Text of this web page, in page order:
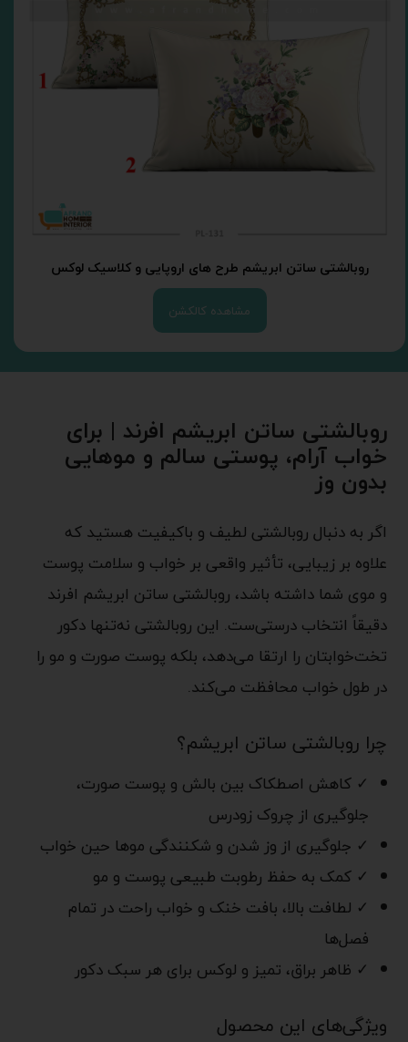
روبالشتی ساتن ابریشم طرح های اروپایی و کلاسیک لوکس
مشاهده کالکشن
روبالشتی ساتن ابریشم افرند | برای
خواب آرام، پوستی سالم و موهایی
بدون وز
اگر به دنبال روبالشتی لطیف و باکیفیت هستید که
علاوه بر زیبایی، تأثیر واقعی بر خواب و سلامت پوست
و موی شما داشته باشد، روبالشتی ساتن ابریشم افرند
دقیقاً انتخاب درستی‌ست. این روبالشتی نه‌تنها دکور
تخت‌خوابتان را ارتقا می‌دهد، بلکه پوست صورت و مو را
در طول خواب محافظت می‌کند.
چرا روبالشتی ساتن ابریشم؟
✓ کاهش اصطکاک بین بالش و پوست صورت،
جلوگیری از چروک زودرس
✓ جلوگیری از وز شدن و شکنندگی موها حین خواب
✓ کمک به حفظ رطوبت طبیعی پوست و مو
✓ لطافت بالا، بافت خنک و خواب راحت در تمام
فصل‌ها
✓ ظاهر براق، تمیز و لوکس برای هر سبک دکور
ویژگی‌های این محصول